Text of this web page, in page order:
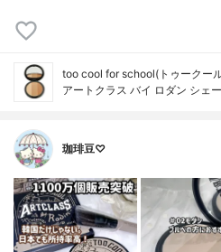
too cool for school(トゥークー
アートクラス バイ ロダン シェ
珈琲豆♡